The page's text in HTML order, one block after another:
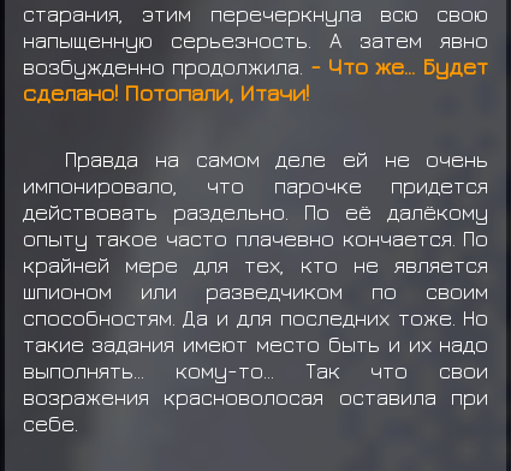
старания, этим перечеркнула всю свою
напыщенную серьезность. А затем явно
возбужденно продолжила. - Что же... Будет
сделано! Потопали, Итачи!
Правда на самом деле ей не очень
импонировало, что парочке придется
действовать раздельно. По её далёкому
опыту такое часто плачевно кончается. По
крайней мере для тех, кто не является
шпионом или разведчиком по своим
способностям. Да и для последних тоже. Но
такие задания имеют место быть и их надо
выполнять... кому-то... Так что свои
возражения красноволосая оставила при
себе.